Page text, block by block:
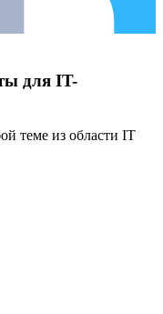
для IT-
теме из области IT